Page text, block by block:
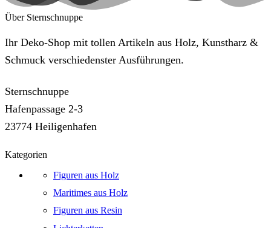
Über Sternschnuppe
Ihr Deko-Shop mit tollen Artikeln aus Holz, Kunstharz &
Schmuck verschiedenster Ausführungen.
Sternschnuppe
Hafenpassage 2-3
23774 Heiligenhafen
Kategorien
Figuren aus Holz
Maritimes aus Holz
Figuren aus Resin